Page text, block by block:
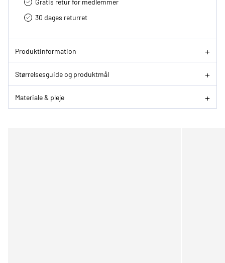
30 dages returret
Produktinformation
Størrelsesguide og produktmål
Materiale & pleje